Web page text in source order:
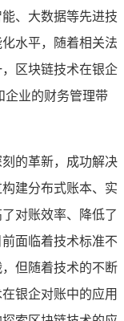
、大数据等先进技
水平，随着相关法
区块链技术在银企
企业的财务管理带
的革新，成功解决
建分布式账本、实
对账效率、降低了
面临着技术标准不
但随着技术的不断
银企对账中的应用